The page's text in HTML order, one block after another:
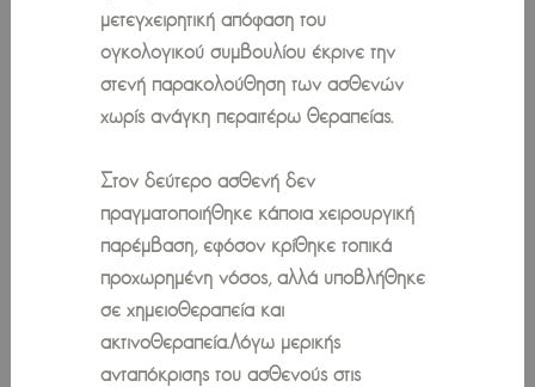
μετεγχειρητική απόφαση του
ογκολογικού συμβουλίου έκρινε την
στενή παρακολούθηση των ασθενών
χωρίς ανάγκη περαιτέρω θεραπείας.
Στον δεύτερο ασθενή δεν
πραγματοποιήθηκε κάποια χειρουργική
παρέμβαση, εφόσον κρίθηκε τοπικά
προχωρημένη νόσος, αλλά υποβλήθηκε
σε χημειοθεραπεία και
ακτινοθεραπεία.Λόγω μερικής
ανταπόκρισης του ασθενούς στις